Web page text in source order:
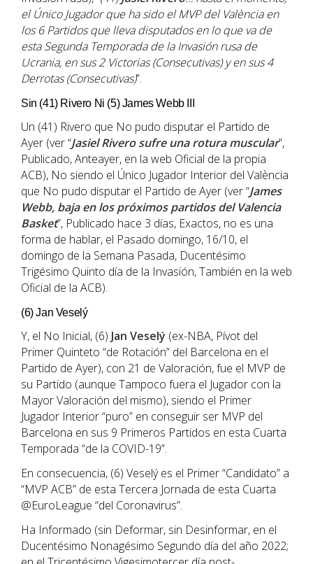
el Único Jugador que ha sido el MVP del Valènciaen
los 6 Partidos que lleva disputados en lo que va de
esta Segunda Temporada de laInvasión rusa de
Ucrania, en sus 2 Victorias (Consecutivas) y en sus 4
Derrotas (Consecutivas)”.
Sin (41) Rivero Ni (5) James Webb III
Un (41) Rivero que No pudo disputar el Partido de
Ayer (ver “Jasiel Rivero sufre una rotura muscular”,
Publicado, Anteayer, en la web Oficial de la propia
ACB), No siendo el Único Jugador Interior del València
que No pudo disputar el Partido de Ayer (ver “James
Webb, baja en los próximos partidos del Valencia
Basket”, Publicado hace 3 días, Exactos, no es una
forma de hablar, el Pasado domingo, 16/10, el
domingo de la Semana Pasada, Ducentésimo
Trigésimo Quinto día de la Invasión, También en la web
Oficial de la ACB).
(6) Jan Veselý
Y, el No Inicial, (6) Jan Veselý (ex-NBA, Pívot del
Primer Quinteto “de Rotación” del Barcelona en el
Partido de Ayer), con 21 de Valoración, fue el MVP de
su Partido (aunque Tampoco fuera el Jugador con la
Mayor Valoración del mismo), siendo el Primer
Jugador Interior “puro” en conseguir ser MVP del
Barcelona en sus 9 Primeros Partidos en esta Cuarta
Temporada “de la COVID-19”.
En consecuencia, (6) Veselý es el Primer “Candidato” a
“MVP ACB” de esta Tercera Jornada de esta Cuarta
@EuroLeague “del Coronavirus”.
Ha Informado (sin Deformar, sin Desinformar, en el
Ducentésimo Nonagésimo Segundo día del año 2022;